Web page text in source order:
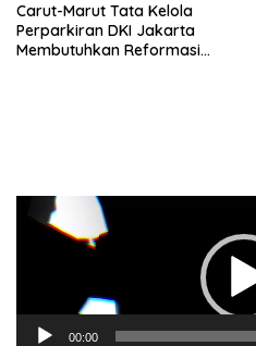
Carut-Marut Tata Kelola
Perparkiran DKI Jakarta
Membutuhkan Reformasi
Pemutar
Video
00:00